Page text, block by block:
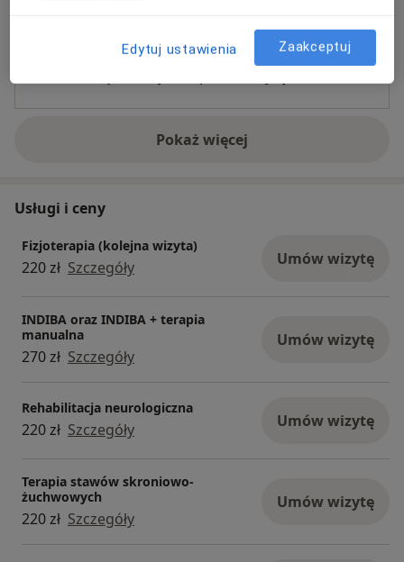
Płatność online akceptowana
Pokaż więcejo doświadczeniu
Usługi i ceny
Fizjoterapia (kolejna wizyta)
220 zł Szczegóły Umów wizytę
INDIBA oraz INDIBA + terapia
manualna
270 zł Szczegóły
Umów wizytę
Rehabilitacja neurologiczna
220 zł Szczegóły Umów wizytę
Terapia stawów skroniowo-
żuchwowych
220 zł Szczegóły
Umów wizytę
Edytuj ustawienia Zaakceptuj